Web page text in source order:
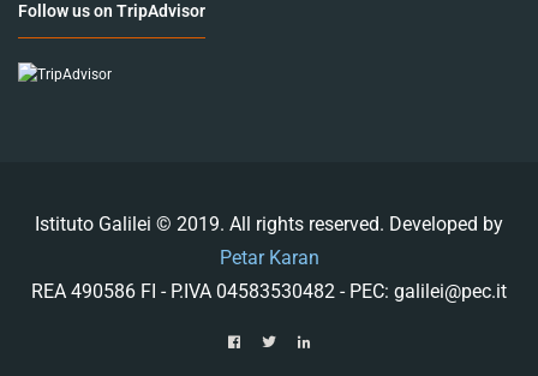
Follow us on TripAdvisor
Istituto Galilei © 2019. All rights reserved. Developed by
Petar Karan
REA 490586 FI - P.IVA 04583530482 - PEC: galilei@pec.it